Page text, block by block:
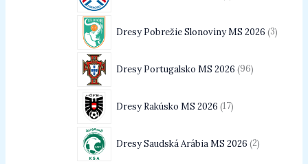
Dresy Pobrežie Slonoviny MS 2026 3
Dresy Portugalsko MS 2026 96
Dresy Rakúsko MS 2026 17
Dresy Saudská Arábia MS 2026 2